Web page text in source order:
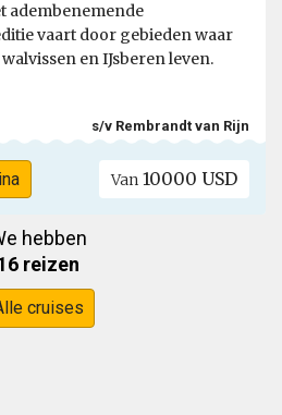
adembenemende
vaart door gebieden waar
en IJsberen leven.
s/v Rembrandt van Rijn
Van 10000 USD
hebben
reizen
cruises